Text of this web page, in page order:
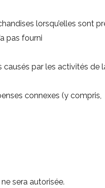
lorsqu’elles sont
pas fourni
causés par les activités de
connexes (y compris,
sera autorisée.